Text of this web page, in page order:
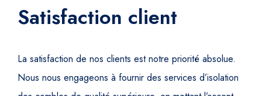
Satisfaction client
La satisfaction de nos clients est notre priorité absolue.
Nous nous engageons à fournir des services d’isolation